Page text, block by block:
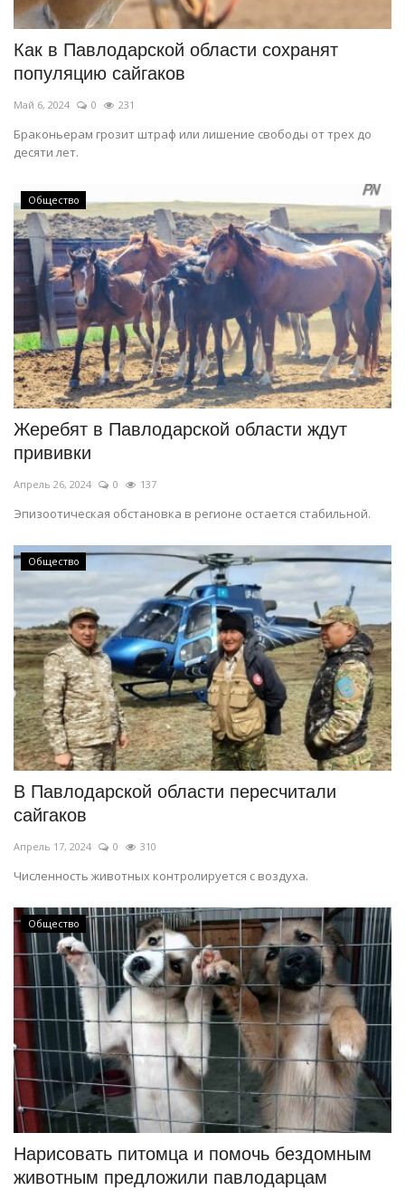
Как в Павлодарской области сохранят
популяцию сайгаков
Май 6, 2024 0 231
Браконьерам грозит штраф или лишение свободы от трех до
десяти лет.
Общество
Жеребят в Павлодарской области ждут
прививки
Апрель 26, 2024 0 137
Эпизоотическая обстановка в регионе остается стабильной.
Общество
В Павлодарской области пересчитали
сайгаков
Апрель 17, 2024 0 310
Численность животных контролируется с воздуха.
Общество
Нарисовать питомца и помочь бездомным
животным предложили павлодарцам